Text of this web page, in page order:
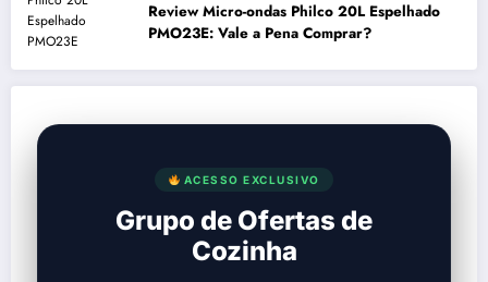
Review Micro-ondas Philco 20L Espelhado
PMO23E: Vale a Pena Comprar?
ACESSO EXCLUSIVO
Grupo de Ofertas de
Cozinha